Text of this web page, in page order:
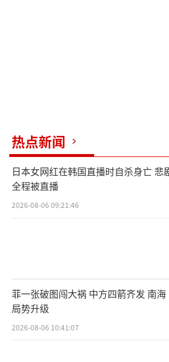
热点新闻
日本女网红在韩国直播时自杀身亡 悲
全程被直播
2026-08-06 09:21:46
菲一张破图闯大祸 中方四箭齐发 南海
局势升级
2026-08-06 10:41:07